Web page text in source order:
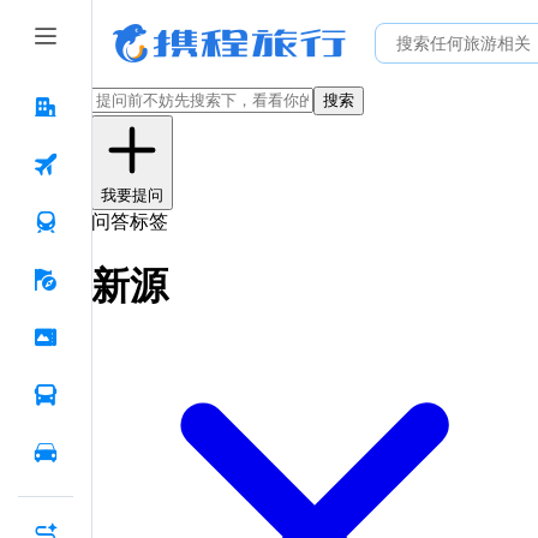
搜索
我要提问
问答标签
新源